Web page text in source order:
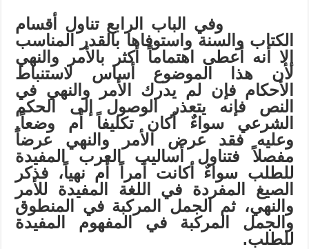
وفي الباب الرابع تناول أقسام
الكتاب والسنة واستوفاها بالقدر المناسب
إلا أنه أعطى اهتماماً أكثر بالأمر والنهي
لأن هذا الموضوع أساس لاستنباط
الأحكام فإن لم يدرك الأمر والنهي في
النص فإنه يتعذر الوصول إلى الحكم
الشرعي سواءٌ أكان تكليفاً أم وضعاً.
وعليه فقد عرض الأمر والنهي عرضاً
مفصلاً فتناول أساليب العرب المفيدة
للطلب سواءٌ أكانت أمراً أم نهياً، فذكر
الصيغ المفردة في اللغة المفيدة للأمر
والنهي، ثم الجمل المركبة في المنطوق
والجمل المركبة في المفهوم المفيدة
للطلب.